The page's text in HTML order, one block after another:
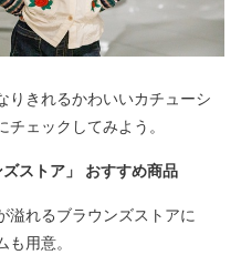
りきれるかわいいカチューシ
ェックしてみよう。
ストア」 おすすめ商品
溢れるブラウンズストアに
用意。